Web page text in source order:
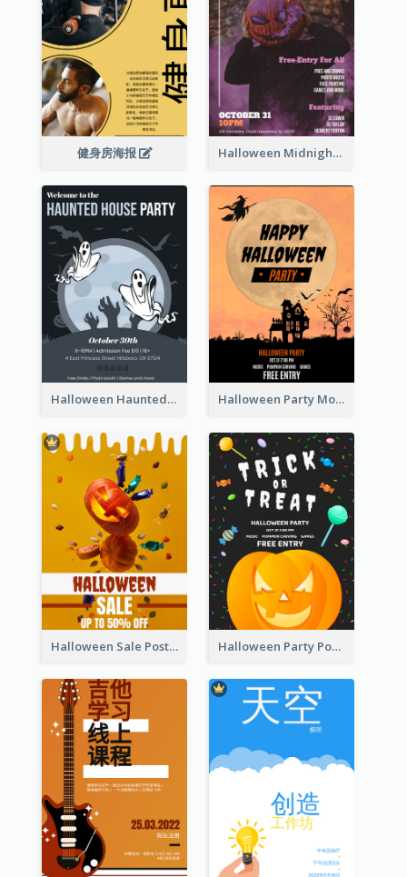
健身房海报 Halloween Midnight Party Poster
Halloween Haunted House Party Poster Halloween Party Moon Photo Poster
Halloween Sale Poster Halloween Party Poster